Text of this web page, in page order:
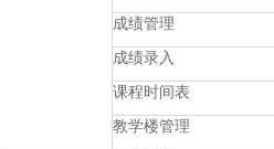
成绩管理
成绩录入
课程时间表
教学楼管理